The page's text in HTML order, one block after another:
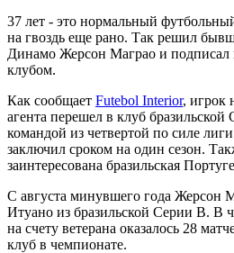
37 лет - это нормальный
на гвоздь еще рано. Так решил
Динамо Жерсон Маграо и подписал
клубом.
Как сообщает Futebol Interior, игрок
агента перешел в клуб
командой из четвертой по силе
заключил сроком на один сезон.
заинтересована бразильская
С августа минувшего года Жерсон
Итуано из бразильской Серии В. В
на счету ветерана оказалось 28
клуб в чемпионате.